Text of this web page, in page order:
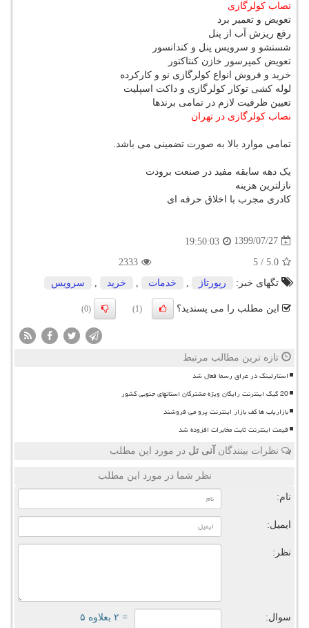
نصاب کولرگازی
تعویض و تعمیر برد
رفع ریزش آب از پنل
شستشو و سرویس پنل و کندانسور
تعویض کمپرسور خازن کنتاکتور
خرید و فروش انواع کولرگازی نو و کارکرده
لوله کشی توکار کولرگازی و داکت اسپلیت
تعیین ظرفیت لازم در تمامی برندها
نصاب کولرگازی در تهران
تمامی موارد بالا به صورت تضمینی می باشد.
یک دهه سابقه مفید در صنعت برودت
نازلترین هزینه
کادری مجرب با اخلاق حرفه ای
1399/07/27
19:50:03
5.0
/
5
2333
تگهای خبر:
رپورتاژ , خدمات , خرید , سرویس
این مطلب را می پسندید؟ (1)
(0)
تازه ترین مطالب مرتبط
استارلینک در عراق رسما فعال شد
20 گیگ اینترنت رایگان ویژه مشترکان استانهای جنوبی کشور
بازاریاب ها کف بازار اینترنت پرو می فروشند
قیمت اینترنت ثابت مخابرات افزوده شد
نظرات بینندگان آنی تل در مورد این مطلب
نظر شما در مورد این مطلب
نام:
ایمیل:
نظر:
سوال: = ۲ بعلاوه ۵